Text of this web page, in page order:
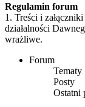
Regulamin forum
1. Treści i
działalności
wrażliwe.
Forum
Tematy
Posty
Ostatni